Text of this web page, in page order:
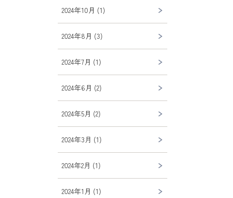
2024年10月 (1)
2024年8月 (3)
2024年7月 (1)
2024年6月 (2)
2024年5月 (2)
2024年3月 (1)
2024年2月 (1)
2024年1月 (1)